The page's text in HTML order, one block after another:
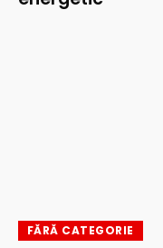
FĂRĂ CATEGORIE